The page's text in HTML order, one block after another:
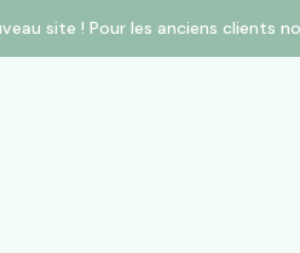
site ! Pour les anciens clients